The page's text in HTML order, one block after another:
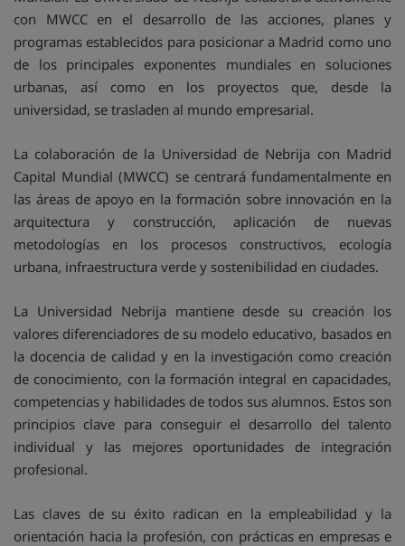
con MWCC en el desarrollo de las acciones, planes y
programas establecidos para posicionar a Madrid como uno
de los principales exponentes mundiales en soluciones
urbanas, así como en los proyectos que, desde la
universidad, se trasladen al mundo empresarial.
La colaboración de la Universidad de Nebrija con Madrid
Capital Mundial (MWCC) se centrará fundamentalmente en
las áreas de apoyo en la formación sobre innovación en la
arquitectura y construcción, aplicación de nuevas
metodologías en los procesos constructivos, ecología
urbana, infraestructura verde y sostenibilidad en ciudades.
La Universidad Nebrija mantiene desde su creación los
valores diferenciadores de su modelo educativo, basados en
la docencia de calidad y en la investigación como creación
de conocimiento, con la formación integral en capacidades,
competencias y habilidades de todos sus alumnos. Estos son
principios clave para conseguir el desarrollo del talento
individual y las mejores oportunidades de integración
profesional.
Las claves de su éxito radican en la empleabilidad y la
orientación hacia la profesión, con prácticas en empresas e